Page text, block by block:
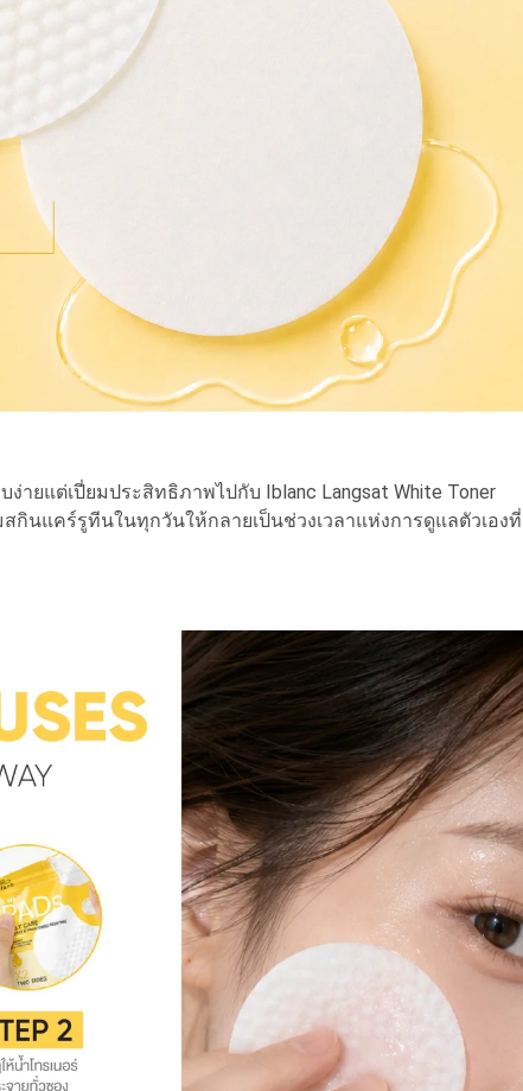
ยแต่เปี่ยมประสิทธิภาพไปกับ Iblanc Langsat White Toner
กินแคร์รูทีนในทุกวันให้กลายเป็นช่วงเวลาแห่งการดูแลตัวเองที่